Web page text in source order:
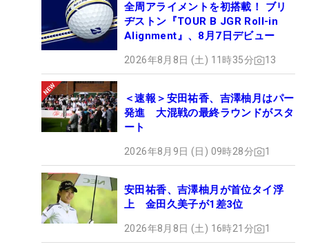
全周アライメントを初搭載！ ブリ
ヂストン『TOUR B JGR Roll-in
Alignment』、8月7日デビュー
2026年8月8日 (土) 11時35分 13
＜速報＞安田祐香、吉澤柚月はパー
発進 大混戦の最終ラウンドがスタ
ート
2026年8月9日 (日) 09時28分 1
安田祐香、吉澤柚月が首位タイ浮
上 金田久美子が1差3位
2026年8月8日 (土) 16時21分 1